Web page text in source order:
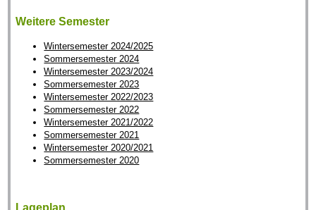
Weitere Semester
Wintersemester 2024/2025
Sommersemester 2024
Wintersemester 2023/2024
Sommersemester 2023
Wintersemester 2022/2023
Sommersemester 2022
Wintersemester 2021/2022
Sommersemester 2021
Wintersemester 2020/2021
Sommersemester 2020